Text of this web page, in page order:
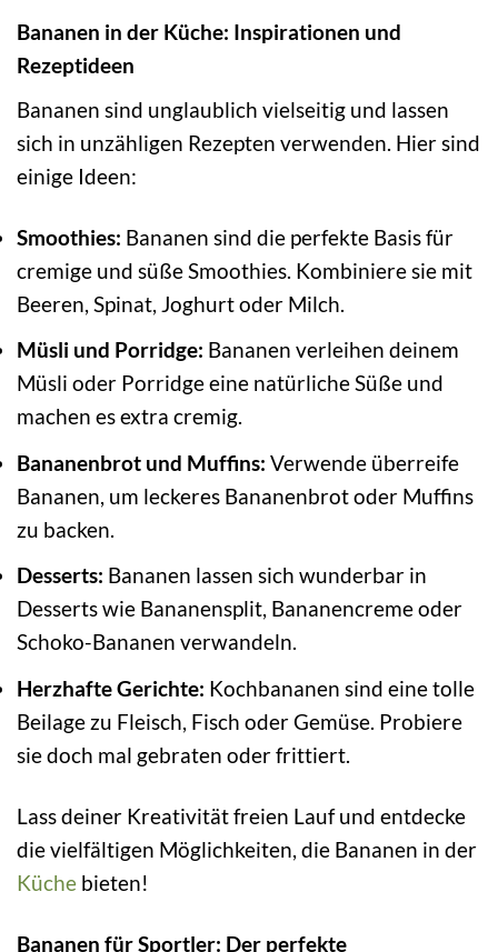
Bananen in der Küche: Inspirationen und
Rezeptideen
Bananen sind unglaublich vielseitig und lassen
sich in unzähligen Rezepten verwenden. Hier sind
einige Ideen:
Smoothies: Bananen sind die perfekte Basis für
cremige und süße Smoothies. Kombiniere sie mit
Beeren, Spinat, Joghurt oder Milch.
Müsli und Porridge: Bananen verleihen deinem
Müsli oder Porridge eine natürliche Süße und
machen es extra cremig.
Bananenbrot und Muffins: Verwende überreife
Bananen, um leckeres Bananenbrot oder Muffins
zu backen.
Desserts: Bananen lassen sich wunderbar in
Desserts wie Bananensplit, Bananencreme oder
Schoko-Bananen verwandeln.
Herzhafte Gerichte: Kochbananen sind eine tolle
Beilage zu Fleisch, Fisch oder Gemüse. Probiere
sie doch mal gebraten oder frittiert.
Lass deiner Kreativität freien Lauf und entdecke
die vielfältigen Möglichkeiten, die Bananen in der
Küche bieten!
Bananen für Sportler: Der perfekte